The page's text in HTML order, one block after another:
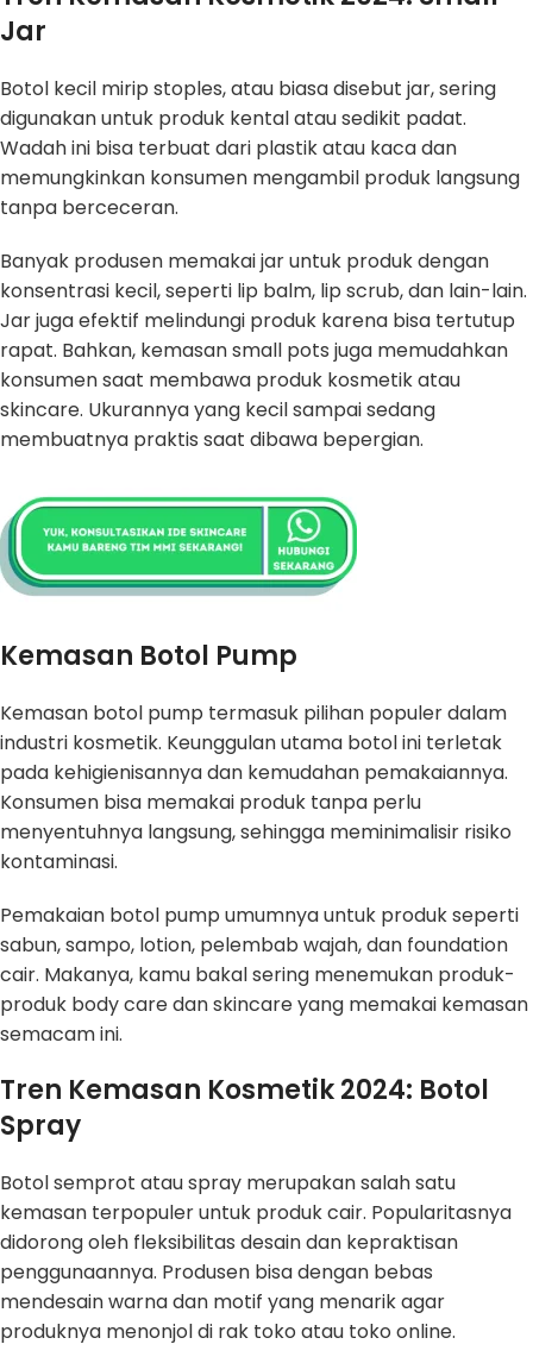
Jar
Botol kecil mirip stoples, atau biasa disebut jar, sering
digunakan untuk produk kental atau sedikit padat.
Wadah ini bisa terbuat dari plastik atau kaca dan
memungkinkan konsumen mengambil produk langsung
tanpa berceceran.
Banyak produsen memakai jar untuk produk dengan
konsentrasi kecil, seperti lip balm, lip scrub, dan lain-lain.
Jar juga efektif melindungi produk karena bisa tertutup
rapat. Bahkan, kemasan small pots juga memudahkan
konsumen saat membawa produk kosmetik atau
skincare. Ukurannya yang kecil sampai sedang
membuatnya praktis saat dibawa bepergian.
Kemasan Botol Pump
Kemasan botol pump termasuk pilihan populer dalam
industri kosmetik. Keunggulan utama botol ini terletak
pada kehigienisannya dan kemudahan pemakaiannya.
Konsumen bisa memakai produk tanpa perlu
menyentuhnya langsung, sehingga meminimalisir risiko
kontaminasi.
Pemakaian botol pump umumnya untuk produk seperti
sabun, sampo, lotion, pelembab wajah, dan foundation
cair. Makanya, kamu bakal sering menemukan produk-
produk body care dan skincare yang memakai kemasan
semacam ini.
Tren Kemasan Kosmetik 2024: Botol
Spray
Botol semprot atau spray merupakan salah satu
kemasan terpopuler untuk produk cair. Popularitasnya
didorong oleh fleksibilitas desain dan kepraktisan
penggunaannya. Produsen bisa dengan bebas
mendesain warna dan motif yang menarik agar
produknya menonjol di rak toko atau toko online.